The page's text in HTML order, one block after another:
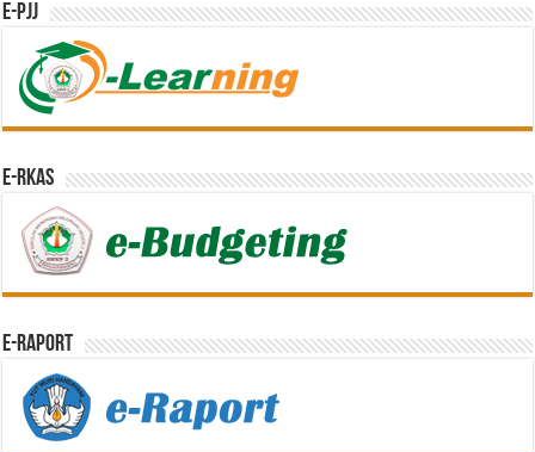
e-PJJ
e-RKAS
E-Raport